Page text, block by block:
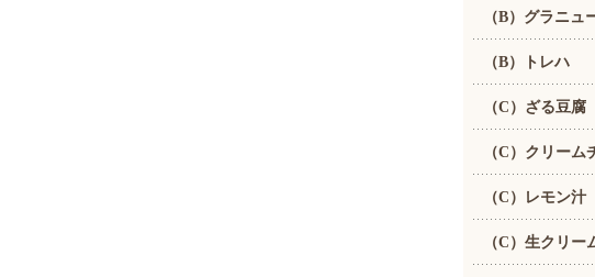
（B）グラニュ
（B）トレハ
（C）ざる豆腐
（C）クリーム
（C）レモン汁
（C）生クリー